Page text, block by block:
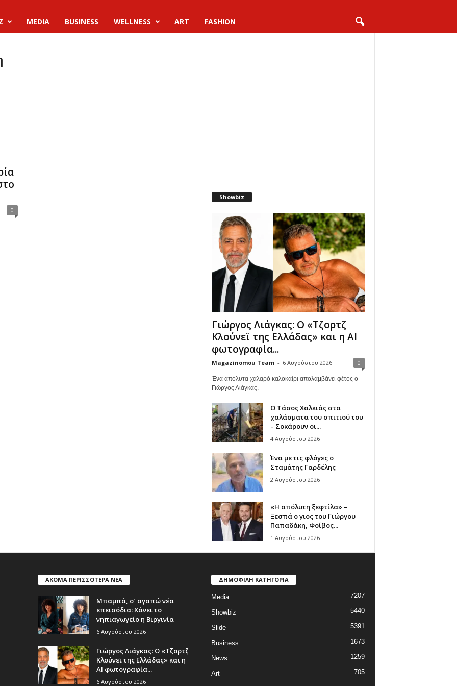
MEDIA BUSINESS WELLNESS ART FASHION
0
Showbiz
Γιώργος Λιάγκας: Ο «Τζορτζ
Κλούνεϊ της Ελλάδας» και η AI
φωτογραφία...
Magazinomou Team - 6 Αυγούστου 2026 0
Ένα απόλυτα χαλαρό καλοκαίρι απολαμβάνει φέτος ο
Γιώργος Λιάγκας.
Ο Τάσος Χαλκιάς στα
χαλάσματα του σπιτιού του
– Σοκάρουν οι...
4 Αυγούστου 2026
Ένα με τις φλόγες ο
Σταμάτης Γαρδέλης
2 Αυγούστου 2026
«Η απόλυτη ξεφτίλα» –
Ξεσπά ο γιος του Γιώργου
Παπαδάκη, Φοίβος...
1 Αυγούστου 2026
ΑΚΟΜΑ ΠΕΡΙΣΣΟΤΕΡΑ ΝΕΑ
Μπαμπά, σ’ αγαπώ νέα
επεισόδια: Χάνει το
νηπιαγωγείο η Βιργινία
6 Αυγούστου 2026
Γιώργος Λιάγκας: Ο «Τζορτζ
Κλούνεϊ της Ελλάδας» και η
AI φωτογραφία...
6 Αυγούστου 2026
ΔΗΜΟΦΙΛΗ ΚΑΤΗΓΟΡΙΑ
Media 7207
Showbiz 5440
Slide 5391
Business 1673
News 1259
Art 705